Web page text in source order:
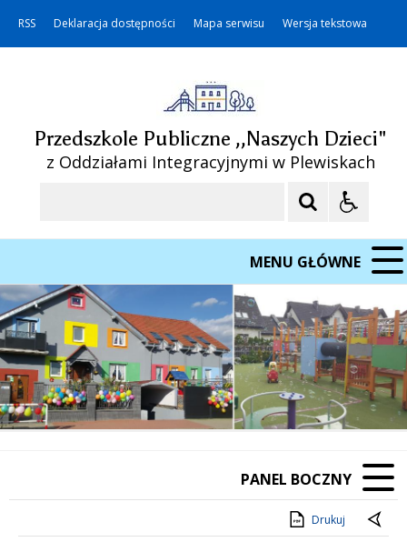
RSS Deklaracja dostępności Mapa serwisu Wersja tekstowa
Przedszkole Publiczne ,,Naszych Dzieci"
z Oddziałami Integracyjnymi w Plewiskach
MENU GŁÓWNE
PANEL BOCZNY
Drukuj